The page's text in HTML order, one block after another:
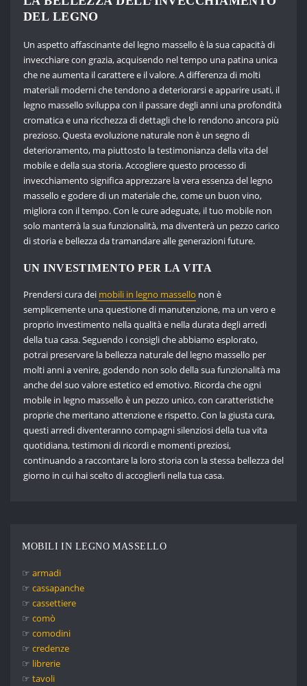
DEL LEGNO
Un aspetto affascinante del legno massello è la sua capacità di
invecchiare con grazia, acquisendo nel tempo una patina unica
che ne aumenta il carattere e il valore. A differenza di molti
materiali moderni che tendono a deteriorarsi e apparire usati, il
legno massello sviluppa con il passare degli anni una profondità
cromatica e una ricchezza di dettagli che lo rendono ancora più
prezioso. Questa evoluzione naturale non è un segno di
deterioramento, ma piuttosto la testimonianza della vita del
mobile e della sua storia. Accogliere questo processo di
invecchiamento significa apprezzare la vera essenza del legno
massello e godere di un materiale che, come un buon vino,
migliora con il tempo. Con le cure adeguate, il tuo mobile non
solo manterrà la sua funzionalità, ma diventerà un pezzo carico
di storia e bellezza da tramandare alle generazioni future.
UN INVESTIMENTO PER LA VITA
Prendersi cura dei mobili in legno massello non è
semplicemente una questione di manutenzione, ma un vero e
proprio investimento nella qualità e nella durata degli arredi
della tua casa. Seguendo i consigli che abbiamo esplorato,
potrai preservare la bellezza naturale del legno massello per
molti anni a venire, godendo non solo della sua funzionalità ma
anche del suo valore estetico ed emotivo. Ricorda che ogni
mobile in legno massello è un pezzo unico, con caratteristiche
proprie che meritano attenzione e rispetto. Con la giusta cura,
questi arredi diventeranno compagni silenziosi della tua vita
quotidiana, testimoni di ricordi e momenti preziosi,
continuando a raccontare la loro storia con la stessa bellezza del
giorno in cui hai scelto di accoglierli nella tua casa.
MOBILI IN LEGNO MASSELLO
☞armadi
☞cassapanche
☞cassettiere
☞comò
☞comodini
☞credenze
☞ librerie
☞tavoli